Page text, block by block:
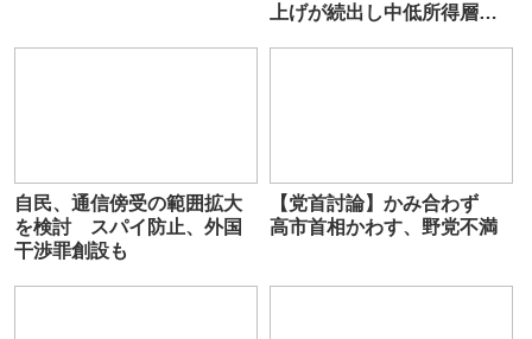
上げが続出し中低所得層の
自民、通信傍受の範囲拡大
を検討 スパイ防止、外国
干渉罪創設も
【党首討論】かみ合わず
高市首相かわす、野党不満